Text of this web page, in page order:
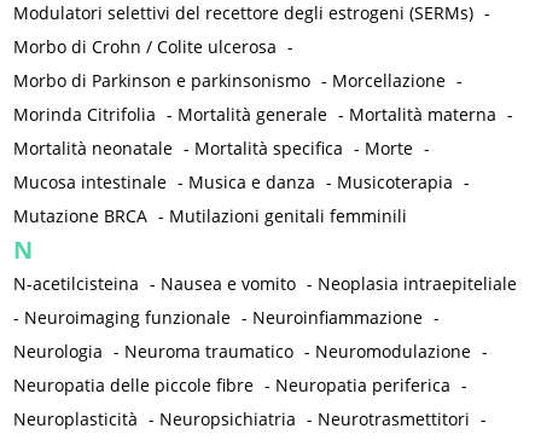
Modulatori selettivi del recettore degli estrogeni (SERMs) -
Morbo di Crohn / Colite ulcerosa -
Morbo di Parkinson e parkinsonismo - Morcellazione -
Morinda Citrifolia - Mortalità generale - Mortalità materna -
Mortalità neonatale - Mortalità specifica - Morte -
Mucosa intestinale - Musica e danza - Musicoterapia -
Mutazione BRCA - Mutilazioni genitali femminili
N
N-acetilcisteina - Nausea e vomito - Neoplasia intraepiteliale
- Neuroimaging funzionale - Neuroinfiammazione -
Neurologia - Neuroma traumatico - Neuromodulazione -
Neuropatia delle piccole fibre - Neuropatia periferica -
Neuroplasticità - Neuropsichiatria - Neurotrasmettitori -